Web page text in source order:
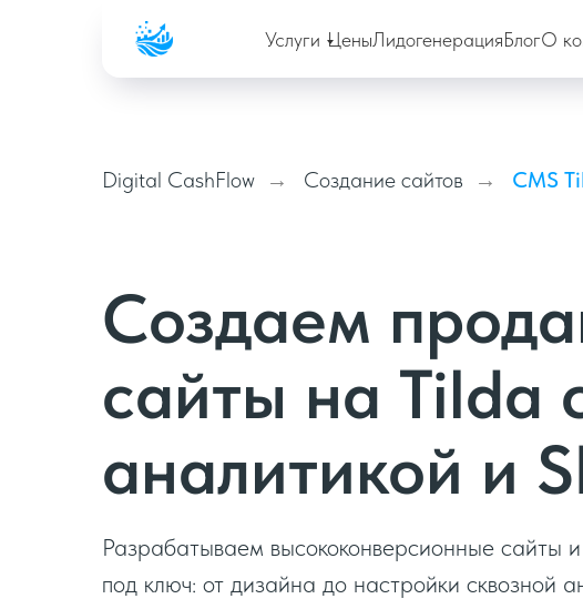
Услуги ЦеныЛидогенерацияБлогО
Digital CashFlow → Создание сайтов → CMS
Создаем
сайты на Tilda
аналитикой и
Разрабатываем высококонверсионные сайты
под ключ: от дизайна до настройки сквозной